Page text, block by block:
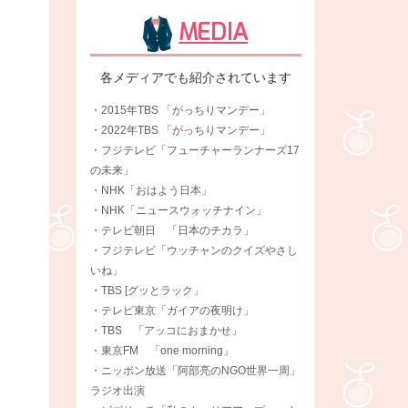
MEDIA
各メディアでも紹介されています
・2015年TBS 「がっちりマンデー」
・2022年TBS 「がっちりマンデー」
・フジテレビ「フューチャーランナーズ17
の未来」
・NHK「おはよう日本」
・NHK「ニュースウォッチナイン」
・テレビ朝日 「日本のチカラ」
・フジテレビ「ウッチャンのクイズやさし
いね」
・TBS [グッとラック」
・テレビ東京「ガイアの夜明け」
・TBS 「アッコにおまかせ」
・東京FM 「one morning」
・ニッポン放送「阿部亮のNGO世界一周」
ラジオ出演